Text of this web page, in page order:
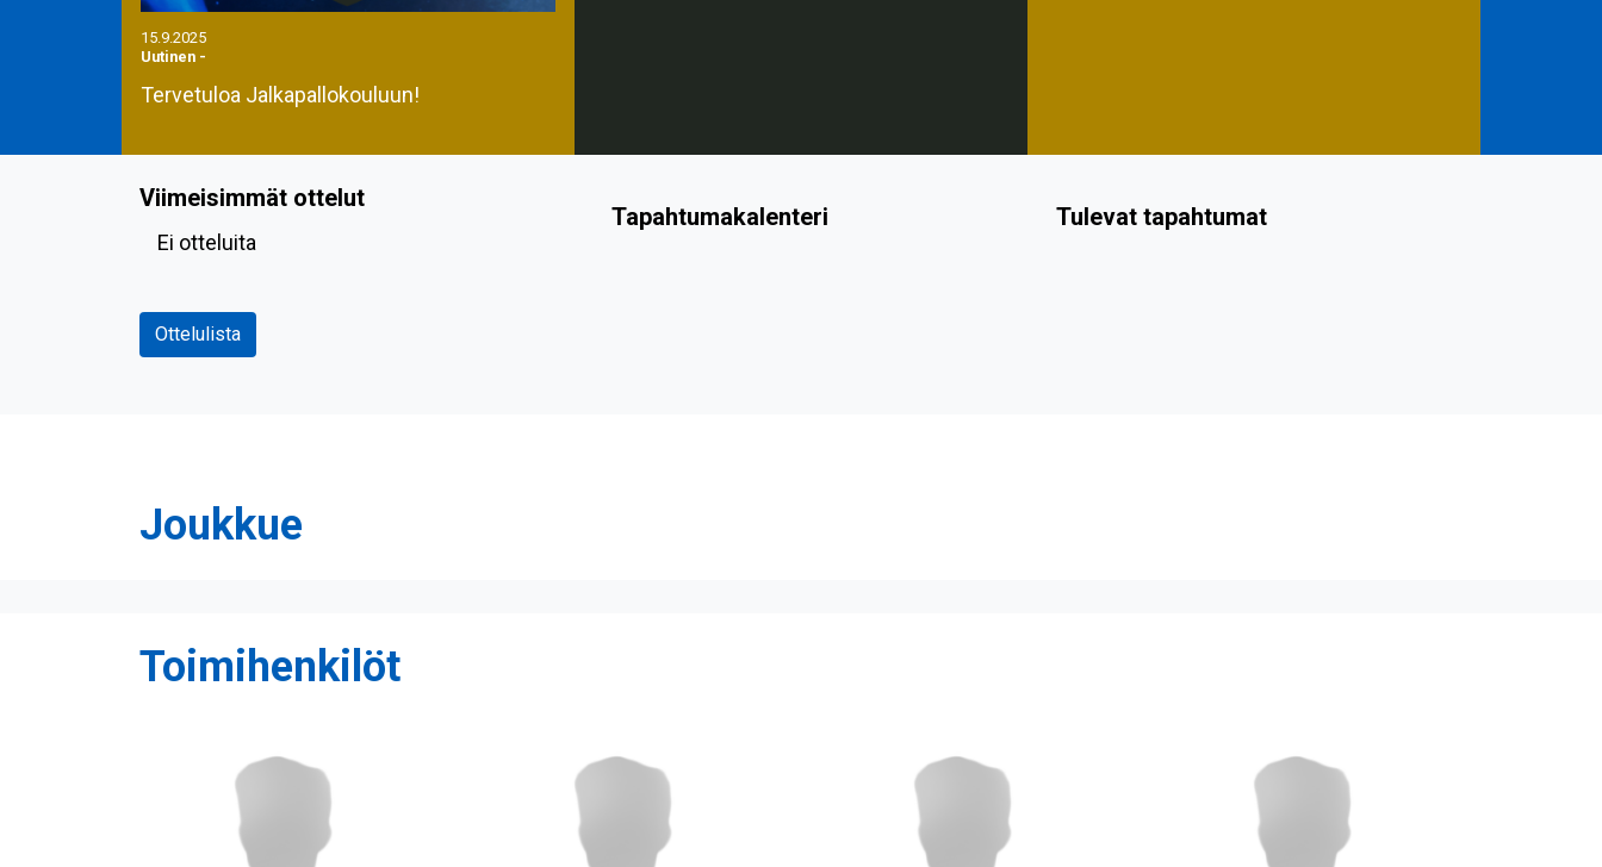
15.9.2025
Uutinen -
Tervetuloa Jalkapallokouluun!
Viimeisimmät ottelut
Ei otteluita
Ottelulista
Tapahtumakalenteri Tulevat tapahtumat
Joukkue
Toimihenkilöt